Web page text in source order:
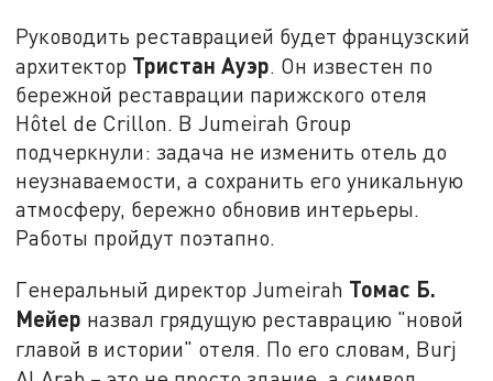
Руководить реставрацией будет французский
архитектор Тристан Ауэр. Он известен по
бережной реставрации парижского отеля
Hôtel de Crillon. В Jumeirah Group
подчеркнули: задача не изменить отель до
неузнаваемости, а сохранить его уникальную
атмосферу, бережно обновив интерьеры.
Работы пройдут поэтапно.
Генеральный директор Jumeirah Томас Б.
Мейер назвал грядущую реставрацию "новой
главой в истории" отеля. По его словам, Burj